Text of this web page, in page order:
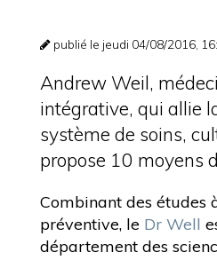
publié le jeudi 04/08/2016,
Andrew Weil,
intégrative, qui allie
système de soins,
propose 10 moyens
Combinant des
préventive, le Dr Well
département des